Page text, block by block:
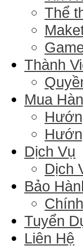
Thể
Thành
Mua
Dịch Vụ
Dịch
Bảo
Tuyển
Liên Hệ